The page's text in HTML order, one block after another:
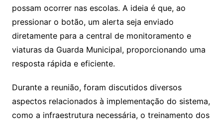
possam ocorrer nas escolas. A ideia é que, ao
pressionar o botão, um alerta seja enviado
diretamente para a central de monitoramento e
viaturas da Guarda Municipal, proporcionando uma
resposta rápida e eficiente.
Durante a reunião, foram discutidos diversos
aspectos relacionados à implementação do sistema,
como a infraestrutura necessária, o treinamento dos